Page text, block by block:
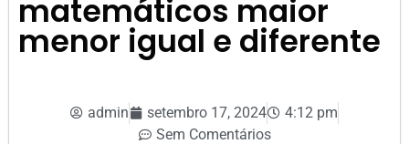
matemáticos maior
menor igual e diferente
admin setembro 17, 2024
4:12 pm
Sem Comentários